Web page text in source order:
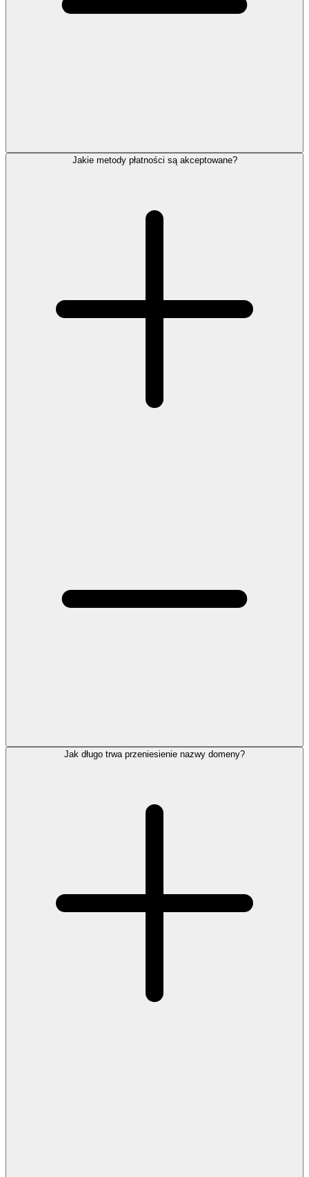
Jakie metody płatności są akceptowane?
Jak długo trwa przeniesienie nazwy domeny?